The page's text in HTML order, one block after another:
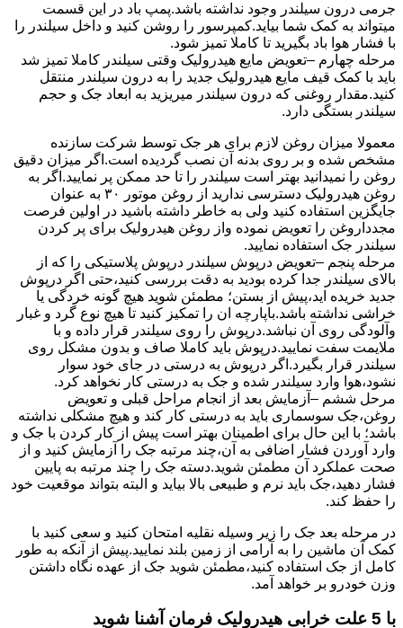
جرمی درون سیلندر وجود نداشته باشد.پمپ باد در این قسمت
میتواند به کمک شما بیاید.کمپرسور را روشن کنید و داخل سیلندر را
با فشار هوا باد بگیرید تا کاملا تمیز شود.
مرحله چهارم –تعویض مایع هیدرولیک وقتی سیلندر کاملا تمیز شد
باید با کمک قیف مایع هیدرولیک جدید را به درون سیلندر منتقل
کنید.مقدار روغنی که درون سیلندر میریزید به ابعاد جک و حجم
سیلندر بستگی دارد.
معمولا میزان روغن لازم برای هر جک توسط شرکت سازنده
مشخص شده و بر روی بدنه آن نصب گردیده است.اگر میزان دقیق
روغن را نمیدانید بهتر است سیلندر را تا حد ممکن پر نمایید.اگر به
روغن هیدرولیک دسترسی ندارید از روغن موتور ۳۰ به عنوان
جایگزین استفاده کنید ولی به خاطر داشته باشید در اولین فرصت
مجدداروغن را تعویض نموده واز روغن هیدرولیک برای پر کردن
سیلندر جک استفاده نمایید.
مرحله پنجم –تعویض درپوش سیلندر درپوش پلاستیکی را که از
بالای سیلندر جدا کرده بودید به دقت بررسی کنید،حتی اگر درپوش
جدید خریده اید،پیش از بستن؛ مطمئن شوید هیچ گونه خردگی یا
خراشی نداشته باشد.باپارچه ان را تمکیز کنید تا هیچ نوع گرد و غبار
وآلودگی روی آن نباشد.درپوش را روی سیلندر قرار داده و با
ملایمت سفت نمایید.درپوش باید کاملا صاف و بدون مشکل روی
سیلندر قرار بگیرد.اگر درپوش به درستی در جای خود سوار
نشود،هوا وارد سیلندر شده و جک به درستی کار نخواهد کرد.
مرحل ششم –آزمایش بعد از انجام مراحل قبلی و تعویض
روغن،جک سوسماری باید به درستی کار کند و هیچ مشکلی نداشته
باشد؛ با این حال برای اطمینان بهتر است پیش از کار کردن با جک و
وارد آوردن فشار اضافی به آن،چند مرتبه جک را آزمایش کنید و از
صحت عملکرد آن مطمئن شوید.دسته جک را چند مرتبه به پایین
فشار دهید،جک باید نرم و طبیعی بالا بیاید و البته بتواند موقعیت خود
را حفظ کند.
در مرحله بعد جک را زیر وسیله نقلیه امتحان کنید و سعی کنید با
کمک آن ماشین را به آرامی از زمین بلند نمایید.پیش از آنکه به طور
کامل از جک استفاده کنید،مطمئن شوید جک از عهده نگاه داشتن
وزن خودرو بر خواهد آمد.
با 5 علت خرابی هیدرولیک فرمان آشنا شوید